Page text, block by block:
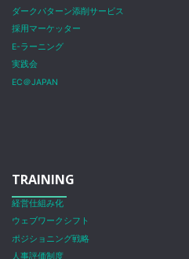
ダークパターン添削サービス
採用マーケッター
E-ラーニング
実践会
EC＠JAPAN
TRAINING
経営仕組み化
ウェブワークシフト
ポジショニング戦略
人事評価制度